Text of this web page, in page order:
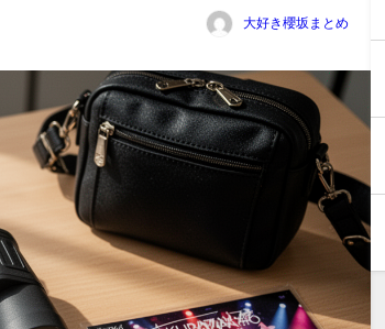
大好き櫻坂まとめ